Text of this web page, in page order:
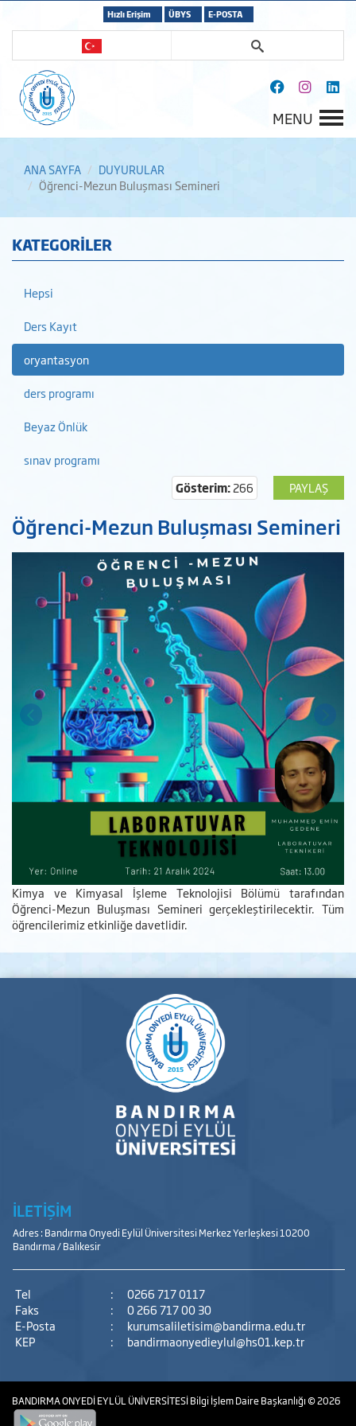
Hızlı Erişim ÜBYS E-POSTA
MENU
ANA SAYFA
DUYURULAR
Öğrenci-Mezun Buluşması Semineri
KATEGORİLER
Hepsi
Ders Kayıt
oryantasyon
ders programı
Beyaz Önlük
sınav programı
PAYLAŞ
Gösterim:266
Öğrenci-Mezun Buluşması Semineri
Kimya ve Kimyasal İşleme Teknolojisi Bölümü tarafından
Öğrenci-Mezun Buluşması Semineri gerçekleştirilecektir. Tüm
öğrencilerimiz etkinliğe davetlidir.
İLETİŞİM
Adres : Bandırma Onyedi Eylül Üniversitesi Merkez Yerleşkesi 10200
Bandırma / Balıkesir
Tel :
0266 717 0117
Faks
:
0 266 717 00 30
E-Posta
:
kurumsaliletisim@bandirma.edu.tr
KEP
: bandirmaonyedieylul@hs01.kep.tr
BANDIRMA ONYEDİ EYLÜL ÜNİVERSİTESİBilgi İşlem Daire Başkanlığı© 2026